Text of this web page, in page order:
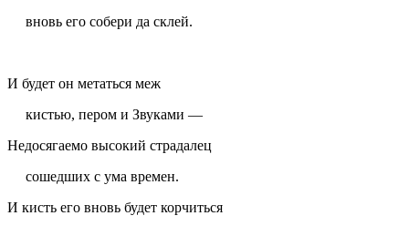
вновь его собери да склей.
И будет он метаться меж
кистью, пером и Звуками —
Недосягаемо высокий страдалец
сошедших с ума времен.
И кисть его вновь будет корчиться